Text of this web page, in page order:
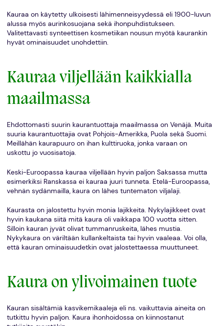
Kauraa on käytetty ulkoisesti lähimenneisyydessä eli 1900-luvun
alussa myös aurinkosuojana sekä ihonpuhdistukseen.
Valitettavasti synteettisen kosmetiikan nousun myötä kaurankin
hyvät ominaisuudet unohdettiin.
Kauraa viljellään kaikkialla
maailmassa
Ehdottomasti suurin kaurantuottaja maailmassa on Venäjä. Muita
suuria kaurantuottajia ovat Pohjois-Amerikka, Puola sekä Suomi.
Meillähän kaurapuuro on ihan kulttiruoka, jonka varaan on
uskottu jo vuosisatoja.
Keski-Euroopassa kauraa viljellään hyvin paljon Saksassa mutta
esimerkiksi Ranskassa ei kauraa juuri tunneta. Etelä-Euroopassa,
vehnän sydänmailla, kaura on lähes tuntematon viljalaji.
Kaurasta on jalostettu hyvin monia lajikkeita. Nykylajikkeet ovat
hyvin kaukana siitä mitä kaura oli vaikkapa 100 vuotta sitten.
Silloin kauran jyvät olivat tummanruskeita, lähes mustia.
Nykykaura on väriltään kullankeltaista tai hyvin vaaleaa. Voi olla,
että kauran ominaisuudetkin ovat jalostettaessa muuttuneet.
Kaura on ylivoimainen tuote
Kauran sisältämiä kasvikemikaaleja eli ns. vaikuttavia aineita on
tutkittu hyvin paljon. Kaura ihonhoidossa on kiinnostanut